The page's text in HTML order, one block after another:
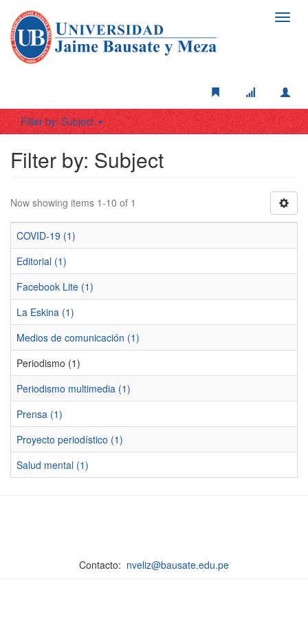
Filter by: Subject
Filter by: Subject
Now showing items 1-10 of 1
COVID-19 (1)
Editorial (1)
Facebook Lite (1)
La Eskina (1)
Medios de comunicación (1)
Periodismo (1)
Periodismo multimedia (1)
Prensa (1)
Proyecto periodístico (1)
Salud mental (1)
Contacto: nveliz@bausate.edu.pe